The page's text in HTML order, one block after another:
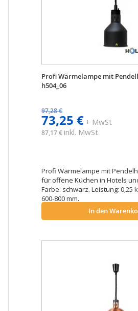
Profi Wärmelampe mit
h504_06
97,28 €
73,25 €+ MwSt
87,17 € inkl. MwSt
Profi Wärmelampe mit
für offene Küchen in Hotels
Farbe: schwarz. Leistung: 0,25
600-800 mm.
In den